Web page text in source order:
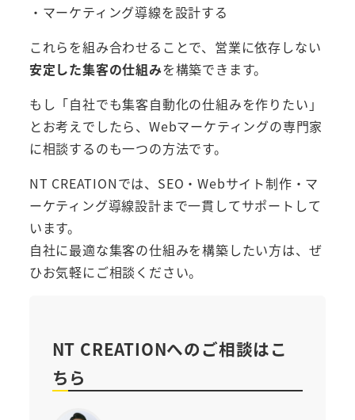
・マーケティング導線を設計する
これらを組み合わせることで、営業に依存しない
安定した集客の仕組みを構築できます。
もし「自社でも集客自動化の仕組みを作りたい」
とお考えでしたら、Webマーケティングの専門家
に相談するのも一つの方法です。
NT CREATIONでは、SEO・Webサイト制作・マ
ーケティング導線設計まで一貫してサポートして
います。
自社に最適な集客の仕組みを構築したい方は、ぜ
ひお気軽にご相談ください。
NT CREATIONへのご相談はこ
ちら